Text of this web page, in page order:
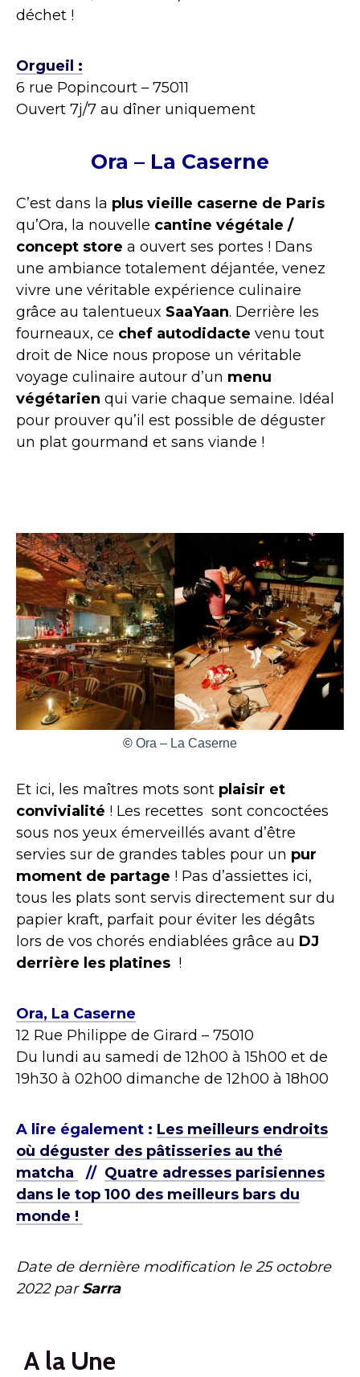
déchet !
Orgueil :
6 rue Popincourt – 75011
Ouvert 7j/7 au dîner uniquement
Ora – La Caserne
C’est dans la plus vieille caserne de Paris
qu’Ora, la nouvelle cantine végétale /
concept store a ouvert ses portes ! Dans
une ambiance totalement déjantée, venez
vivre une véritable expérience culinaire
grâce au talentueux SaaYaan. Derrière les
fourneaux, ce chef autodidacte venu tout
droit de Nice nous propose un véritable
voyage culinaire autour d’un menu
végétarien qui varie chaque semaine. Idéal
pour prouver qu’il est possible de déguster
un plat gourmand et sans viande !
© Ora – La Caserne
Et ici, les maîtres mots sont plaisir et
convivialité ! Les recettes sont concoctées
sous nos yeux émerveillés avant d’être
servies sur de grandes tables pour un pur
moment de partage ! Pas d’assiettes ici,
tous les plats sont servis directement sur du
papier kraft, parfait pour éviter les dégâts
lors de vos chorés endiablées grâce au DJ
derrière les platines !
Ora, La Caserne
12 Rue Philippe de Girard – 75010
Du lundi au samedi de 12h00 à 15h00 et de
19h30 à 02h00 dimanche de 12h00 à 18h00
A lire également : Les meilleurs endroits
où déguster des pâtisseries au thé
matcha
// Quatre adresses parisiennes
dans le top 100 des meilleurs bars du
monde !
Date de dernière modification le25 octobre
2022parSarra
A la Une